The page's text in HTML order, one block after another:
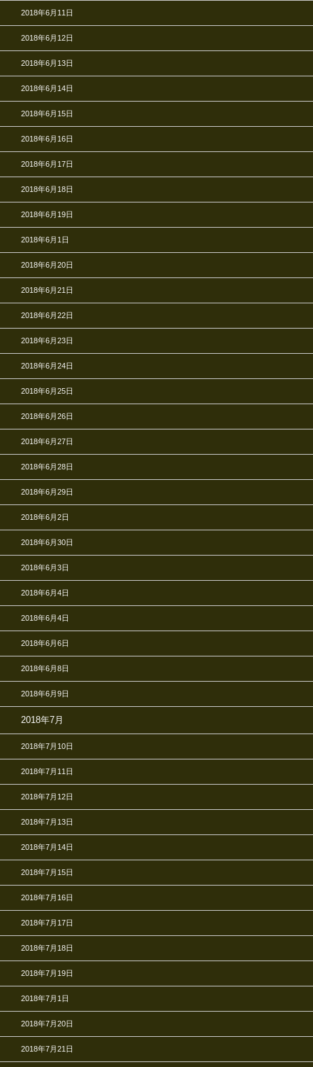
2018年6月11日
2018年6月12日
2018年6月13日
2018年6月14日
2018年6月15日
2018年6月16日
2018年6月17日
2018年6月18日
2018年6月19日
2018年6月1日
2018年6月20日
2018年6月21日
2018年6月22日
2018年6月23日
2018年6月24日
2018年6月25日
2018年6月26日
2018年6月27日
2018年6月28日
2018年6月29日
2018年6月2日
2018年6月30日
2018年6月3日
2018年6月4日
2018年6月4日
2018年6月6日
2018年6月8日
2018年6月9日
2018年7月
2018年7月10日
2018年7月11日
2018年7月12日
2018年7月13日
2018年7月14日
2018年7月15日
2018年7月16日
2018年7月17日
2018年7月18日
2018年7月19日
2018年7月1日
2018年7月20日
2018年7月21日